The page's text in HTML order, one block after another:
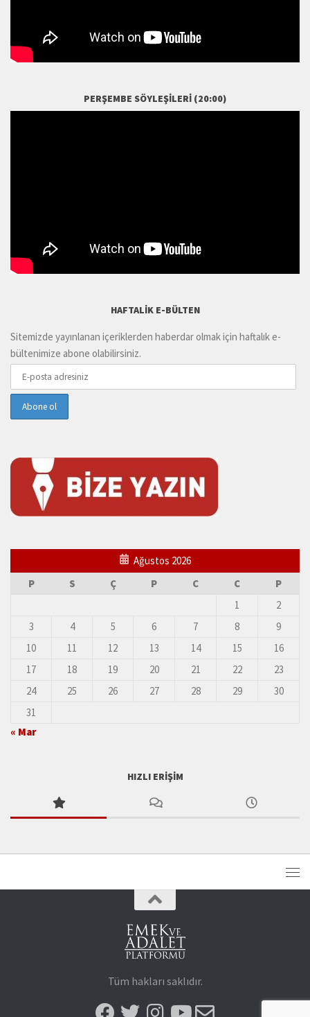
PERŞEMBE SÖYLEŞILERI (20:00)
HAFTALIK E-BÜLTEN
Sitemizde yayınlanan içeriklerden haberdar olmak için haftalık e-
bültenimize abone olabilirsiniz.
Ağustos 2026
P
S Ç P C C
P
1
2
3
4 5 6 7 8
9
10
11 12 13 14 15
16
17
18 19 20 21 22
23
24
25 26 27 28 29
30
31
« Mar
HIZLI ERIŞIM
Tüm hakları saklıdır.